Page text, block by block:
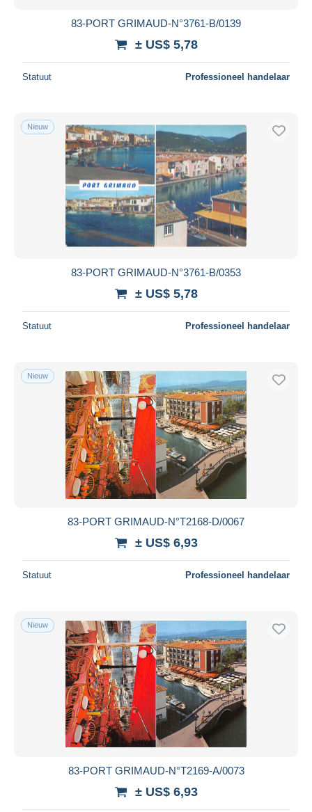
83-PORT GRIMAUD-N°3761-B/0139
± US$ 5,78
Statuut Professioneel handelaar
Nieuw
83-PORT GRIMAUD-N°3761-B/0353
± US$ 5,78
Statuut Professioneel handelaar
Nieuw
83-PORT GRIMAUD-N°T2168-D/0067
± US$ 6,93
Statuut Professioneel handelaar
Nieuw
83-PORT GRIMAUD-N°T2169-A/0073
± US$ 6,93